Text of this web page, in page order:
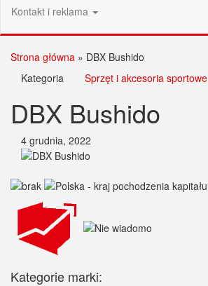
Kontakt i reklama
Strona główna » DBX Bushido
Kategoria
Sprzęt i akcesoria sportowe
DBX Bushido
4 grudnia, 2022
Kategorie marki: